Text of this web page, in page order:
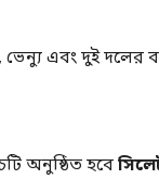
এবং দুই দলের
অনুষ্ঠিত হবে